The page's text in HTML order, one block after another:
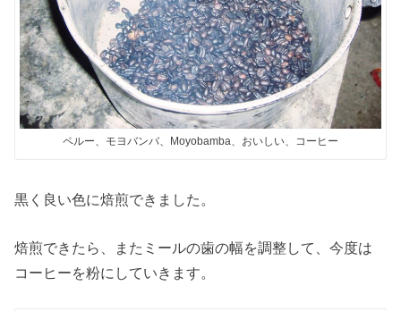
ペルー、モヨバンバ、Moyobamba、おいしい、コーヒー
黒く良い色に焙煎できました。
焙煎できたら、またミールの歯の幅を調整して、今度は
コーヒーを粉にしていきます。